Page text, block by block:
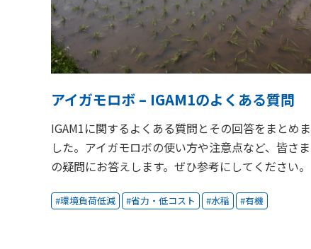
アイガモロボ – IGAM1のよくある質問
IGAM1に関するよくある質問とその回答をまとめま
した。アイガモロボの使い方や注意点など、皆さま
の疑問にお答えします。ぜひ参考にしてください。
環境負荷低減 省力・低コスト 水稲 有機